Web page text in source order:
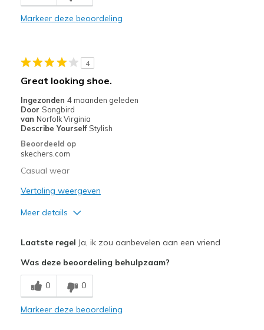
Beste toepassingen
Casual Wear
View On Shoes
I'm Into Shoes
Markeer deze beoordeling
4
Great looking shoe.
Ingezonden 4 maanden geleden
Door Songbird
van Norfolk Virginia
Describe Yourself Stylish
Beoordeeld op
skechers.com
Casual wear
Vertaling weergeven
Meer details
Beste toepassingen
Casual Wear
Going Out
Laatste regel Ja, ik zou aanbevelen aan een vriend
Was deze beoordeling behulpzaam?
0 0
Markeer deze beoordeling